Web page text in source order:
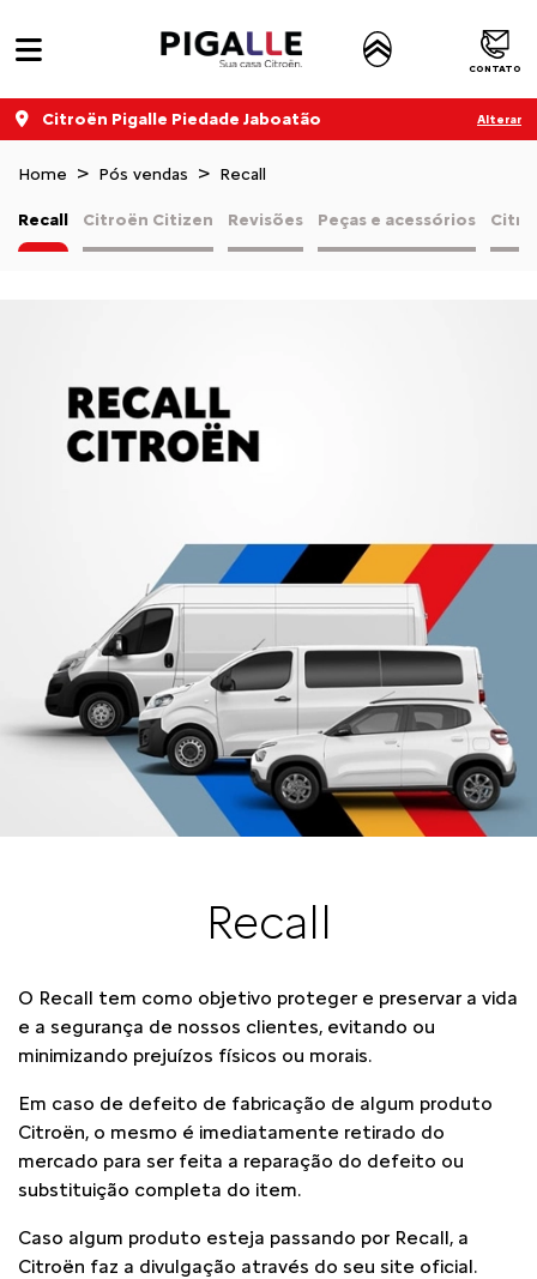
CONTATO
Citroën Pigalle Piedade Jaboatão Alterar
Home Pós vendas Recall
Citroën Citizen Revisões Peças e acessórios
Recall
Recall
O Recall tem como objetivo proteger e preservar a vida
e a segurança de nossos clientes, evitando ou
minimizando prejuízos físicos ou morais.
Em caso de defeito de fabricação de algum produto
Citroën, o mesmo é imediatamente retirado do
mercado para ser feita a reparação do defeito ou
substituição completa do item.
Caso algum produto esteja passando por Recall, a
Citroën faz a divulgação através do seu site oficial.